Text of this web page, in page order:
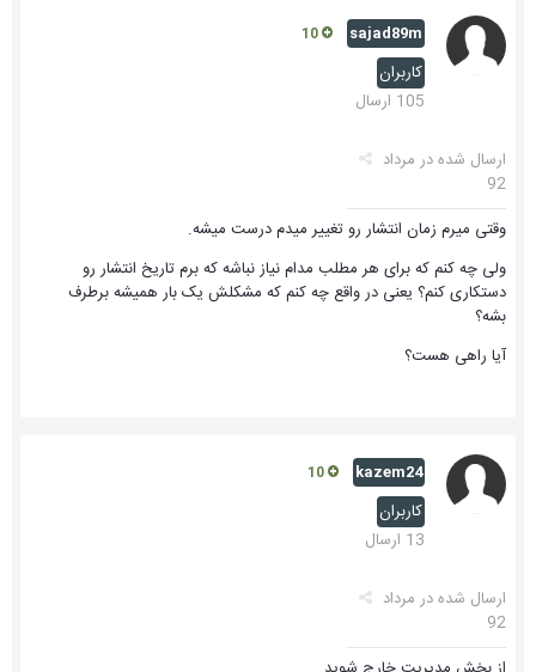
sajad89m
کاربران
105 ارسال
ارسال شده در مرداد
92
وقتی میرم زمان انتشار رو تغییر میدم درست میشه.
ولی چه کنم که برای هر مطلب مدام نیاز نباشه که برم تاریخ انتشار رو
دستکاری کنم؟ یعنی در واقع چه کنم که مشکلش یک بار همیشه برطرف
بشه؟
آیا راهی هست؟
kazem24
کاربران
13 ارسال
ارسال شده در مرداد
92